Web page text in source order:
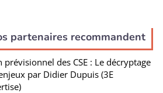
partenaires recommandent
prévisionnel des CSE : Le décryptage
par Didier Dupuis (3E